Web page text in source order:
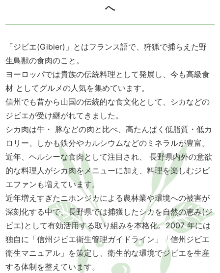
へ
「ジビエ(Gibier)」とはフランス語で、狩猟で捕らえた野
生鳥獣の食肉のこと。
ヨーロッパでは貴族の伝統料理として発展し、今も高級食
材 としてグルメの人気を集めています。
信州でも昔から山国の伝統的な食文化として、シカなどの
ジビエが受け継がれてきました。
シカ肉は牛・ 豚などの肉と比べ、高たんぱく低脂質・低カ
ロリー、しかも鉄分やカルシウムなどのミネラルが豊富。
近年、ヘルシーな食肉として注目され、 長野県内外の意欲
的な料理人がシカ肉をメニューに加え、料理を楽しむジビ
エファンも増えています。
近年増えすぎたニホンジカによる農林業や環境への被害が
深刻化する中で、長野県では捕獲したシカを自然の恵み(ジ
ビエ)として有効活用する取り組みを本格化。2007 年には
独自に「信州ジビエ衛生管理ガイドライン」「信州ジビエ
衛生マニュアル」を策定し、衛生的な環境でジビエを生産
する体制を整えています。